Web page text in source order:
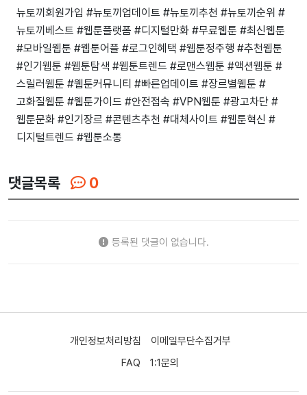
뉴토끼회원가입 #뉴토끼업데이트 #뉴토끼추천 #뉴토끼순위 #
뉴토끼베스트 #웹툰플랫폼 #디지털만화 #무료웹툰 #최신웹툰
#모바일웹툰 #웹툰어플 #로그인혜택 #웹툰정주행 #추천웹툰
#인기웹툰 #웹툰탐색 #웹툰트렌드 #로맨스웹툰 #액션웹툰 #
스릴러웹툰 #웹툰커뮤니티 #빠른업데이트 #장르별웹툰 #
고화질웹툰 #웹툰가이드 #안전접속 #VPN웹툰 #광고차단 #
웹툰문화 #인기장르 #콘텐츠추천 #대체사이트 #웹툰혁신 #
디지털트렌드 #웹툰소통
댓글목록 0
등록된 댓글이 없습니다.
개인정보처리방침
이메일무단수집거부
FAQ
1:1문의